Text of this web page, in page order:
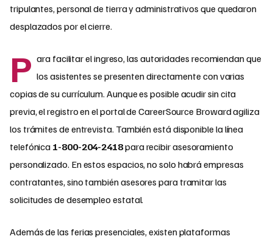
tripulantes, personal de tierra y administrativos que quedaron
desplazados por el cierre.
P ara facilitar el ingreso, las autoridades recomiendan que
los asistentes se presenten directamente con varias
copias de su currículum. Aunque es posible acudir sin cita
previa, el registro en el portal de CareerSource Broward agiliza
los trámites de entrevista. También está disponible la línea
telefónica 1-800-204-2418para recibir asesoramiento
personalizado. En estos espacios, no solo habrá empresas
contratantes, sino también asesores para tramitar las
solicitudes de desempleo estatal.
Además de las ferias presenciales, existen plataformas